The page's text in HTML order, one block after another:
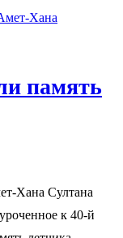
память
Хана Султана
к 40-й